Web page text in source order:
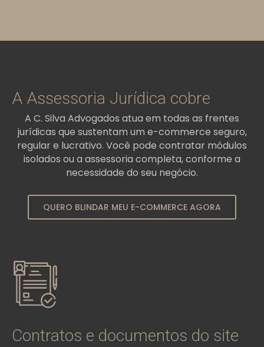
A Assessoria Jurídica cobre
A C. Silva Advogados atua em todas as frentes
jurídicas que sustentam um e-commerce seguro,
regular e lucrativo. Você pode contratar módulos
isolados ou a assessoria completa, conforme a
necessidade do seu negócio.
QUERO BLINDAR MEU E-COMMERCE AGORA
Contratos e documentos do site